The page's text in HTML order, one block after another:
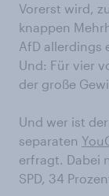
Vorerst wird,
knappen
AfD allerdings
Und: Für vier
der große
Und wer ist
separaten
erfragt. Dabei
SPD, 34